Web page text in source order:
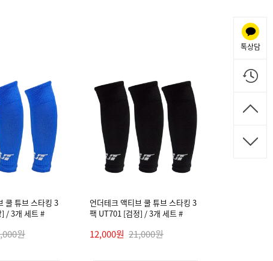
쿨 튜브 스타킹 3
/ 3개 세트 #
원
언더테크 액티브 쿨 튜브 스타킹 3
팩 UT701 [검정] / 3개 세트 #
12,000원 21,000원
톡상담